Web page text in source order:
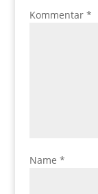
Kommentar *
Name *